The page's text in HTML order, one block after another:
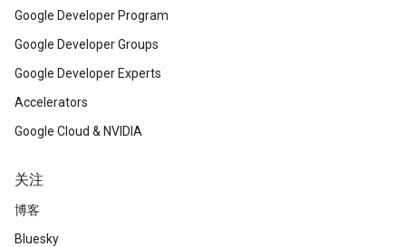
Google Developer Program
Google Developer Groups
Google Developer Experts
Accelerators
Google Cloud & NVIDIA
关注
博客
Bluesky